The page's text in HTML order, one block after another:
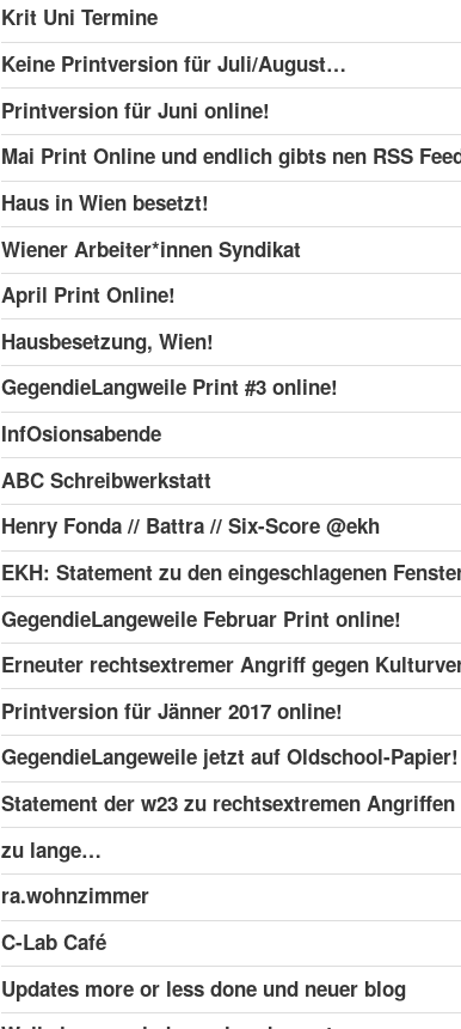
Krit Uni Termine
Keine Printversion für Juli/August…
Printversion für Juni online!
Mai Print Online und endlich gibts nen RSS
Haus in Wien besetzt!
Wiener Arbeiter*innen Syndikat
April Print Online!
Hausbesetzung, Wien!
GegendieLangweile Print #3 online!
InfOsionsabende
ABC Schreibwerkstatt
Henry Fonda // Battra // Six-Score @ekh
EKH: Statement zu den eingeschlagenen
GegendieLangeweile Februar Print online!
Erneuter rechtsextremer Angriff gegen
Printversion für Jänner 2017 online!
GegendieLangeweile jetzt auf Oldschool-Papier!
Statement der w23 zu rechtsextremen
zu lange…
ra.wohnzimmer
C-Lab Café
Updates more or less done und neuer blog